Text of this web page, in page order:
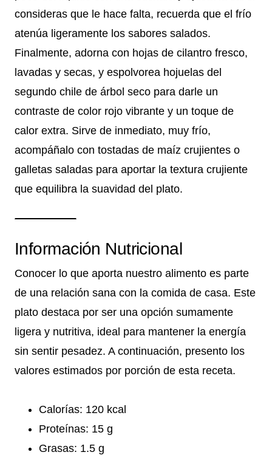
consideras que le hace falta, recuerda que el frío
atenúa ligeramente los sabores salados.
Finalmente, adorna con hojas de cilantro fresco,
lavadas y secas, y espolvorea hojuelas del
segundo chile de árbol seco para darle un
contraste de color rojo vibrante y un toque de
calor extra. Sirve de inmediato, muy frío,
acompáñalo con tostadas de maíz crujientes o
galletas saladas para aportar la textura crujiente
que equilibra la suavidad del plato.
Información Nutricional
Conocer lo que aporta nuestro alimento es parte
de una relación sana con la comida de casa. Este
plato destaca por ser una opción sumamente
ligera y nutritiva, ideal para mantener la energía
sin sentir pesadez. A continuación, presento los
valores estimados por porción de esta receta.
Calorías: 120 kcal
Proteínas: 15 g
Grasas: 1.5 g